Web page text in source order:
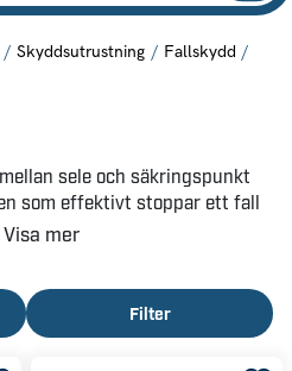
Skyddsutrustning Fallskydd
sele och säkringspunkt
som effektivt stoppar ett fall
Dessa säkerhetslinor är
hållbarhet med viss elasticitet.
att mildra kraften som du
Visa mer
Filter